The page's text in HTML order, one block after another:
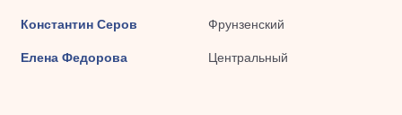
Константин Серов Фрунзенский
Елена Федорова Центральный